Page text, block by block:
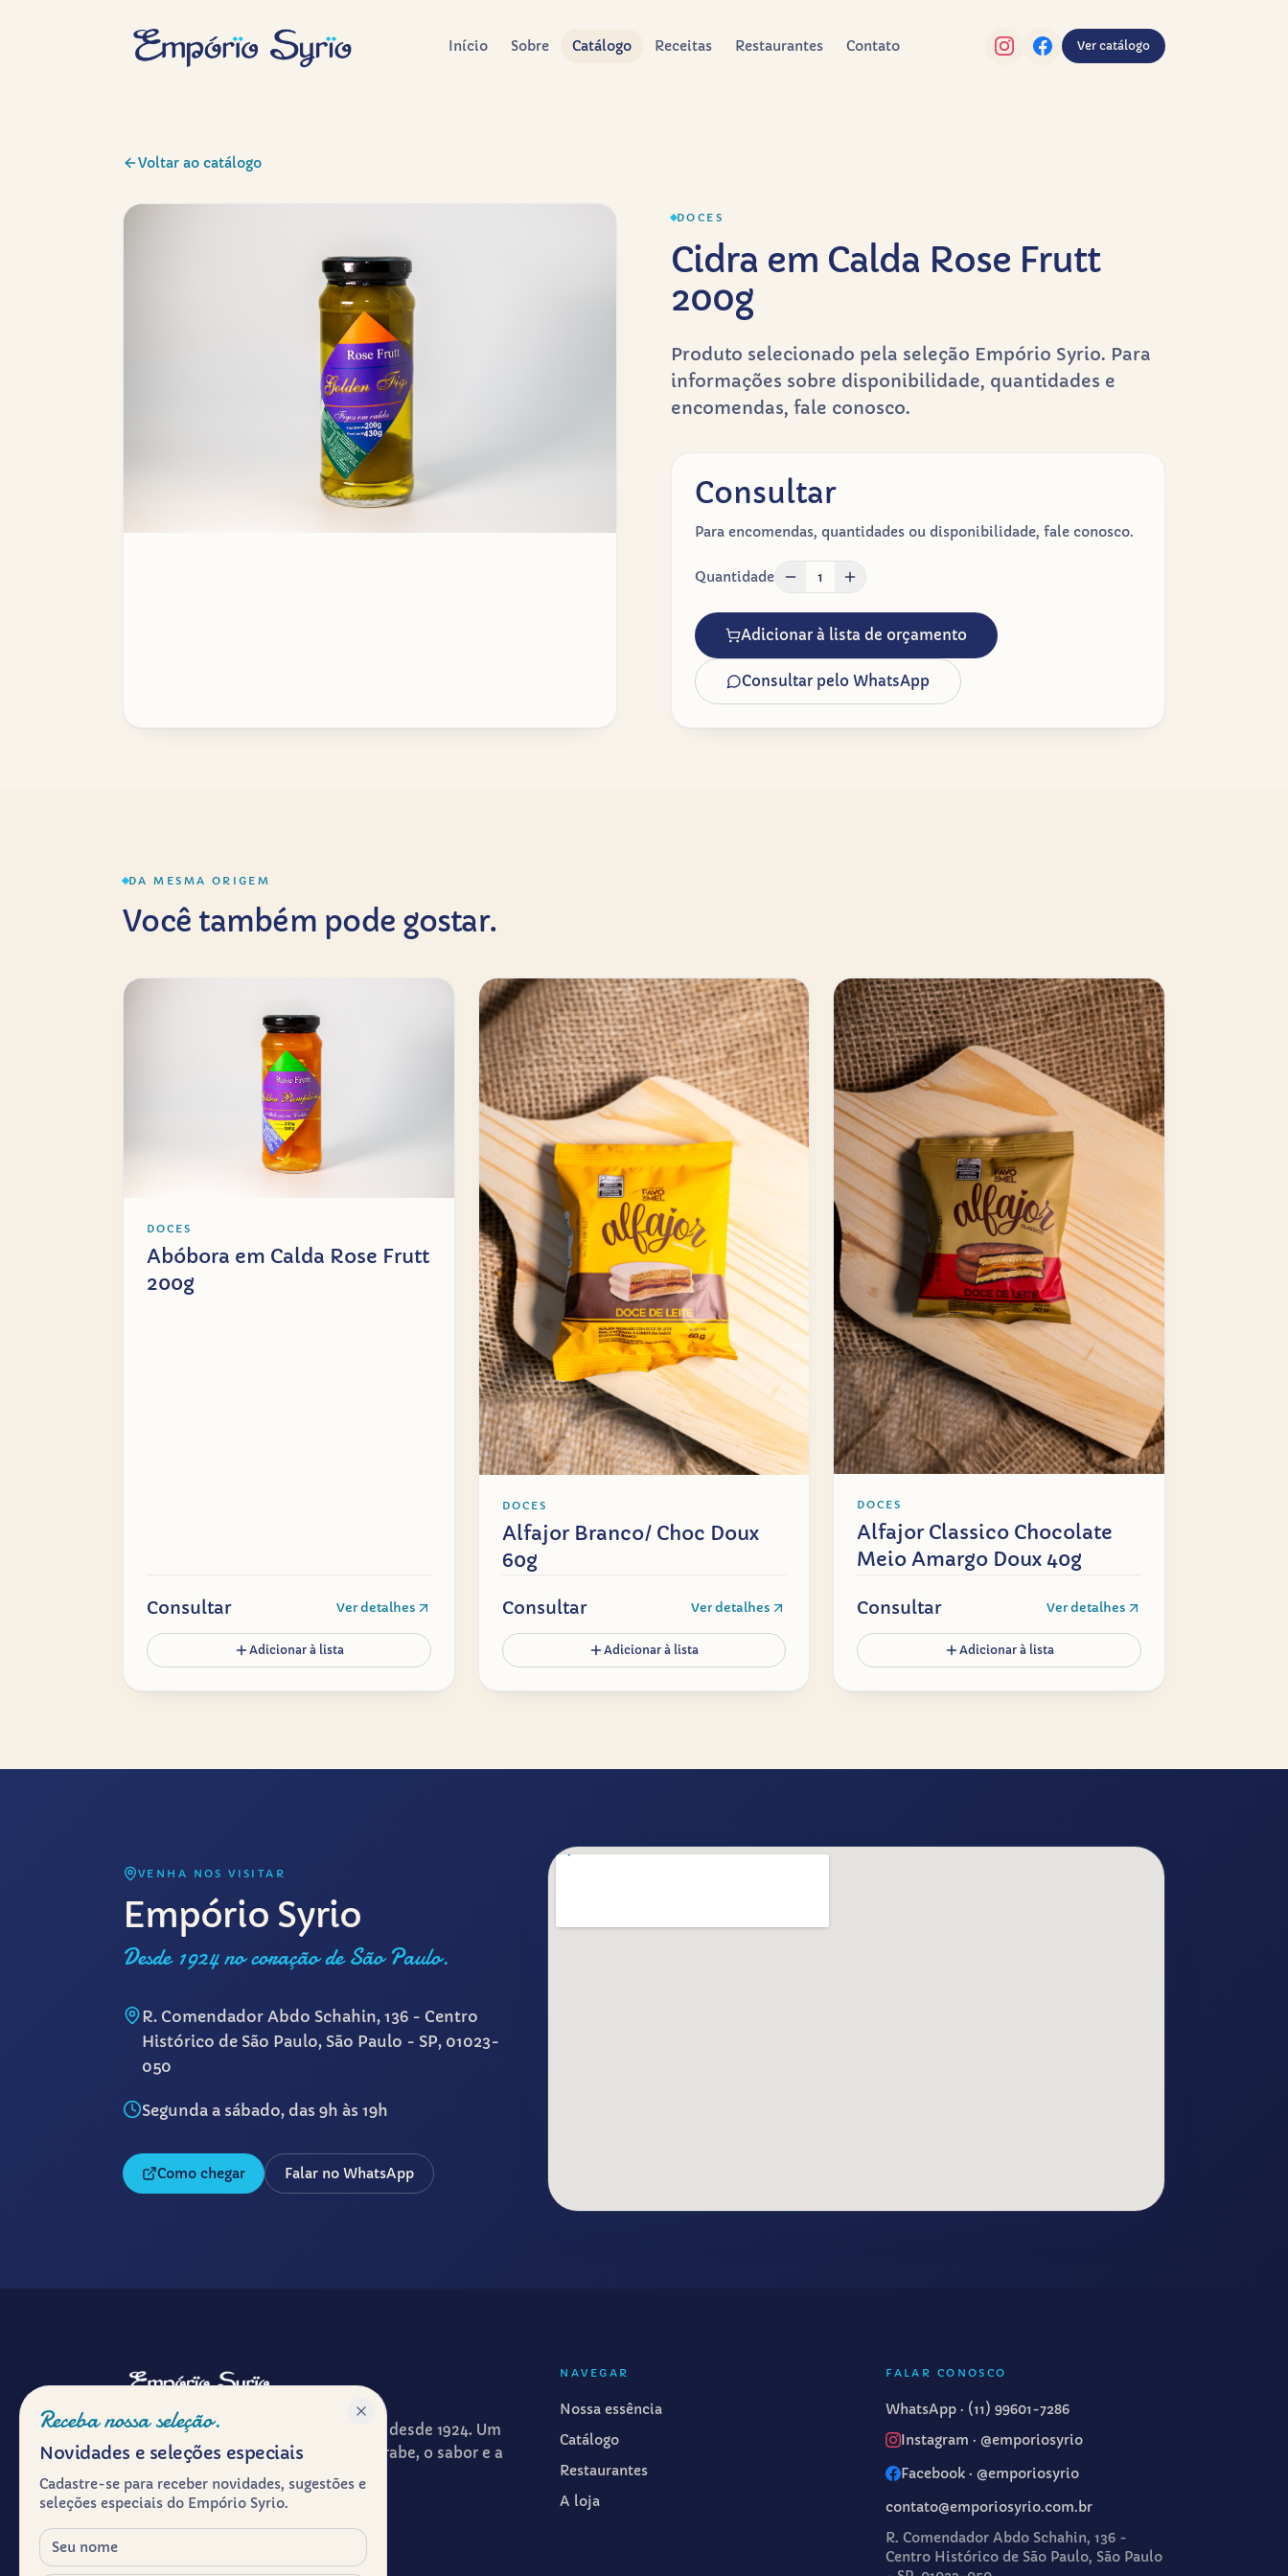
Início Sobre Catálogo Receitas Restaurantes Contato Ver catálogo
Voltar ao catálogo
DOCES
Cidra em Calda Rose Frutt
200g
Produto selecionado pela seleção Empório Syrio. Para
informações sobre disponibilidade, quantidades e
encomendas, fale conosco.
Consultar
Para encomendas, quantidades ou disponibilidade, fale conosco.
Quantidade 1
Adicionar à lista de orçamento
Consultar pelo WhatsApp
DA MESMA ORIGEM
Você também pode gostar.
DOCES
Abóbora em Calda Rose Frutt
200g
Consultar Ver detalhes
Adicionar à lista
DOCES
Alfajor Branco/ Choc Doux
60g
Consultar Ver detalhes
Adicionar à lista
DOCES
Alfajor Classico Chocolate
Meio Amargo Doux 40g
Consultar Ver detalhes
Adicionar à lista
VENHA NOS VISITAR
Empório Syrio
Desde 1924 no coração de São Paulo.
R. Comendador Abdo Schahin, 136 - Centro
Histórico de São Paulo, São Paulo - SP, 01023-
050
Segunda a sábado, das 9h às 19h
Como chegar Falar no WhatsApp
Patrimônio gastronômico e cultural desde 1924. Um
ponto de encontro entre a cultura árabe, o sabor e a
experiência de receber à mesa.
Herança viva.
NAVEGAR
Nossa essência
Catálogo
Restaurantes
A loja
FALAR CONOSCO
WhatsApp · (11) 99601-7286
Instagram · @emporiosyrio
Facebook · @emporiosyrio
contato@emporiosyrio.com.br
R. Comendador Abdo Schahin, 136 -
Centro Histórico de São Paulo, São Paulo
Receba nossa seleção.
Novidades e seleções especiais
Cadastre-se para receber novidades, sugestões e
seleções especiais do Empório Syrio.
Nome